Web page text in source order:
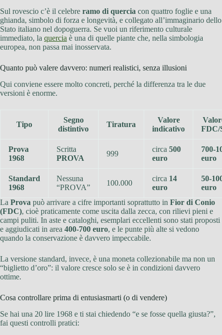
Sul rovescio c’è il celebre ramo di quercia con quattro foglie e una
ghianda, simbolo di forza e longevità, e collegato all’immaginario dello
Stato italiano nel dopoguerra. Se vuoi un riferimento culturale
immediato, la quercia è una di quelle piante che, nella simbologia
europea, non passa mai inosservata.
Quanto può valere davvero: numeri realistici, senza illusioni
Qui conviene essere molto concreti, perché la differenza tra le due
versioni è enorme.
Tipo
Segno
distintivo
Tiratura
Valore
indicativo
FDC/
Prova
1968
Scritta
PROVA
999
circa 500
euro
700-
euro
Standard
1968
Nessuna
“PROVA”
100.000
circa 14
euro
50-
euro
La Prova può arrivare a cifre importanti soprattutto in Fior di Conio
(FDC), cioè praticamente come uscita dalla zecca, con rilievi pieni e
campi puliti. In aste e cataloghi, esemplari eccellenti sono stati proposti
e aggiudicati in area 400-700 euro, e le punte più alte si vedono
quando la conservazione è davvero impeccabile.
La versione standard, invece, è una moneta collezionabile ma non un
“biglietto d’oro”: il valore cresce solo se è in condizioni davvero
ottime.
Cosa controllare prima di entusiasmarti (o di vendere)
Se hai una 20 lire 1968 e ti stai chiedendo “e se fosse quella giusta?”,
fai questi controlli pratici: